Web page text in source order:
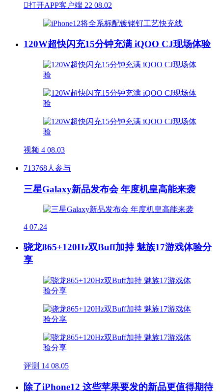
打开APP客户端 22 08.02
120W超快闪充15分钟充满 iQOO CJ现场体验
视频 4 08.03
713768人参与
三星Galaxy新品发布会 年度机皇高能来袭
4 07.24
骁龙865+120Hz双Buff加持 魅族17游戏体验分
享
评测 14 08.05
除了iPhone12 这些苹果要发的新品更值得期待